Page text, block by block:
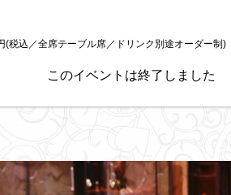
(税込／全席テーブル席／ドリンク別途オーダー制)
このイベントは終了しました